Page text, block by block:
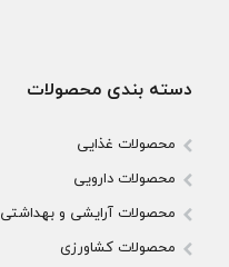
دسته بندی محصولات
محصولات غذایی
محصولات دارویی
محصولات آرایشی و بهداشتی
محصولات کشاورزی